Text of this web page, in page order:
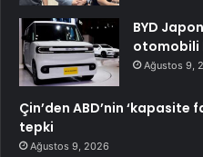
BYD
otomobili
Ağustos 9,
Çin’den ABD’nin ‘kapasite
tepki
Ağustos 9, 2026